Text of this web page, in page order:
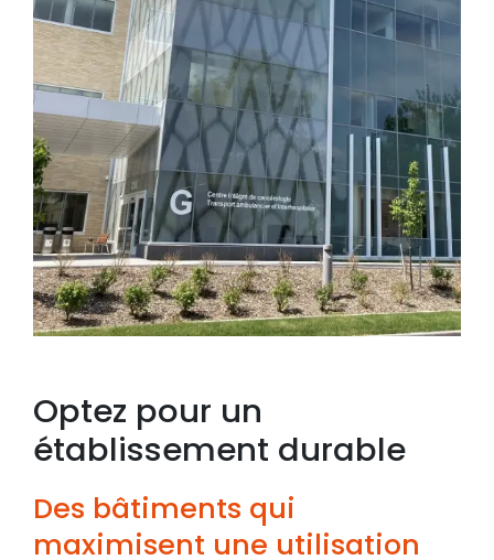
Optez pour un
établissement durable
Des bâtiments qui
maximisent une utilisation